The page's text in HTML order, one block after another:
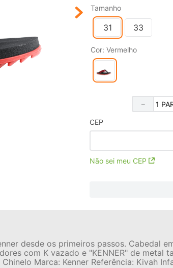
Tamanho
31 33
Cor: Vermelho
－
CEP
Não sei meu CEP
desde os primeiros passos. Cabedal
com K vazado e "KENNER" de
Marca: Kenner Referência: Kivah